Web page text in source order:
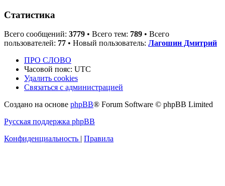
Статистика
Всего сообщений: 3779 • Всего тем: 789 • Всего
пользователей: 77 • Новый пользователь: Лагошин Дмитрий
ПРО СЛОВО
Часовой пояс: UTC
Удалить cookies
Связаться с администрацией
Создано на основе phpBB® Forum Software © phpBB Limited
Русская поддержка phpBB
Конфиденциальность | Правила